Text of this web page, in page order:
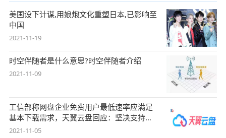
美国设下计谋,用娘炮文化重塑日本,已影响至
中国
2021-11-19
时空伴随者是什么意思?时空伴随者介绍
2021-11-09
工信部称网盘企业免费用户最低速率应满足
基本下载需求，天翼云盘回应：坚决支持，
始终
2021-11-05